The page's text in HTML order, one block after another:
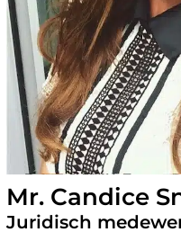
Mr. Candice
Juridisch